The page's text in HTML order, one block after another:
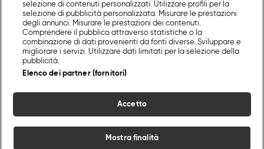
selezione di contenuti personalizzati. Utilizzare profili per la
selezione di pubblicità personalizzata. Misurare le prestazioni
degli annunci. Misurare le prestazioni dei contenuti.
Comprendere il pubblico attraverso statistiche o la
combinazione di dati provenienti da fonti diverse. Sviluppare e
migliorare i servizi. Utilizzare dati limitati per la selezione della
pubblicità.
Elenco dei partner (fornitori)
Accetto
Mostra finalità